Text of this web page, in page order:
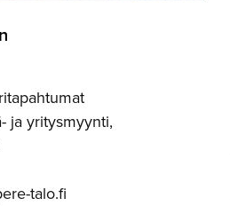
ja yritysmyynti,
talo.fi